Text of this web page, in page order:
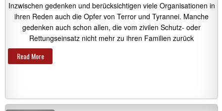
Inzwischen gedenken und berücksichtigen viele Organisationen in
ihren Reden auch die Opfer von Terror und Tyrannei. Manche
gedenken auch schon allen, die vom zivilen Schutz- oder
Rettungseinsatz nicht mehr zu ihren Familien zurück
Read More